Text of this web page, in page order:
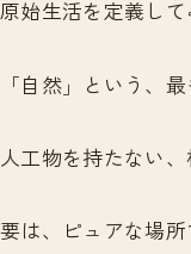
原始生活を定義して
「自然」という、
人工物を持たない
要は、ピュアな場